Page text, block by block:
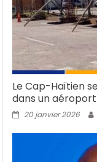
Le Cap-Haïtien
dans un
20 janvier 2026